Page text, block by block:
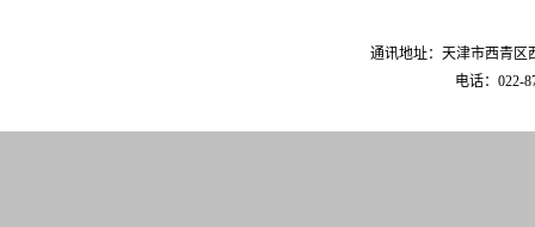
通讯地址：天津市西青区
电话：022-